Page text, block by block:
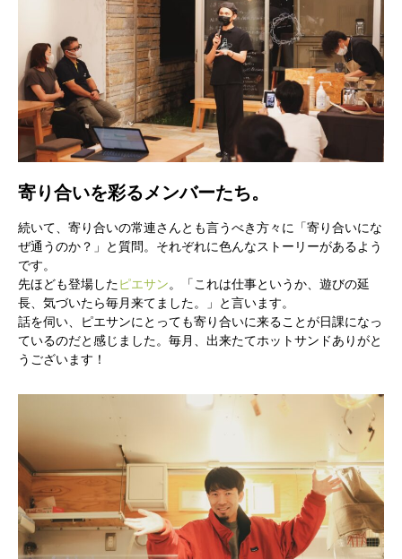
寄り合いを彩るメンバーたち。
続いて、寄り合いの常連さんとも言うべき方々に「寄り合いにな
ぜ通うのか？」と質問。それぞれに色んなストーリーがあるよう
です。
先ほども登場したピエサン。「これは仕事というか、遊びの延
長、気づいたら毎月来てました。」と言います。
話を伺い、ピエサンにとっても寄り合いに来ることが日課になっ
ているのだと感じました。毎月、出来たてホットサンドありがと
うございます！